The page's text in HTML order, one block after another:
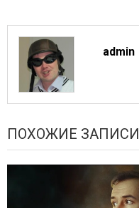
admin
ПОХОЖИЕ ЗАПИСИ